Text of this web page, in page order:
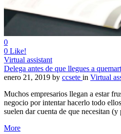
0
0 Like!
Virtual assistant
Delega antes de que llegues a
enero 21, 2019 by ccsete in Virtual
Muchos empresarios llegan a estar
negocio por intentar hacerlo todo
suelen dar cuenta de que necesitan (y
More